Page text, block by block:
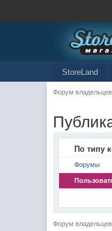
StoreLand
Форум
По типу
Форумы
Форум